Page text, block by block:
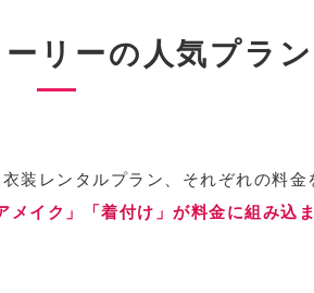
リーの人気プラン
装レンタルプラン、それぞれの料金
メイク」「着付け」が料金に組み込